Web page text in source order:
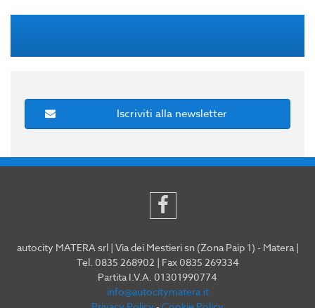
Iscriviti alla newsletter
autocity MATERA srl | Via dei Mestieri sn (Zona Paip 1) - Matera |
Tel. 0835 268902 | Fax 0835 269334
Partita I.V.A. 01301990774
info@autocitymatera.it